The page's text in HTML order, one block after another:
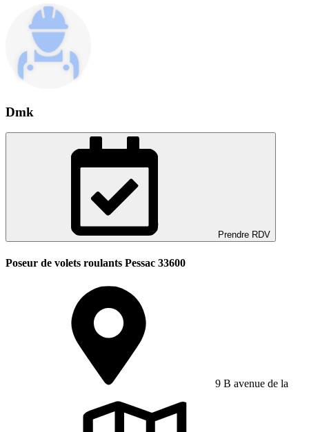
Dmk
Prendre RDV
Poseur de volets roulants Pessac 33600
9 B avenue de la